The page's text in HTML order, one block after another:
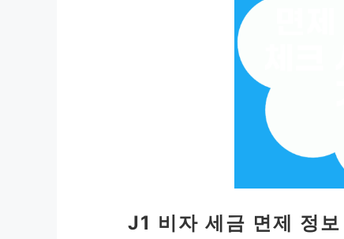
J1 비자 세금 면제 정